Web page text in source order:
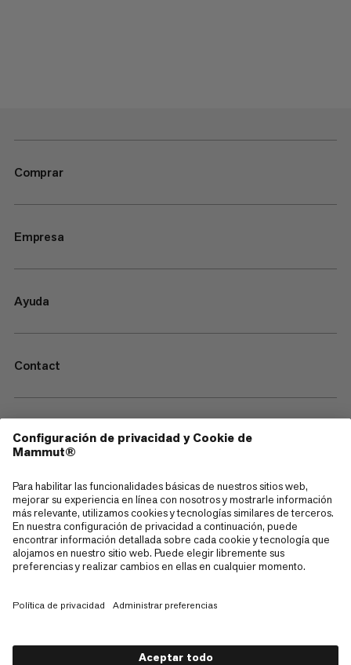
Comprar
Empresa
Ayuda
Contact
—
Sitemap
Cookies
Aviso legal
Política de Privacidad de Datos